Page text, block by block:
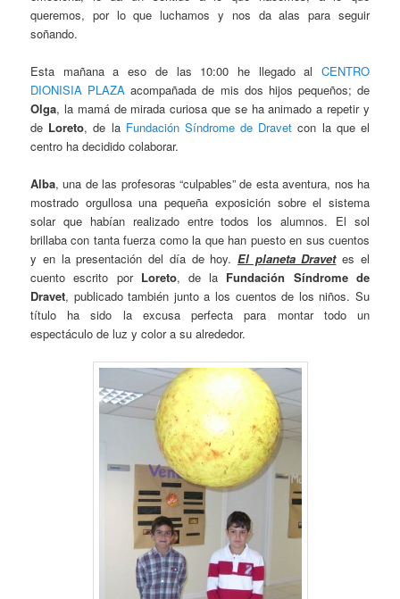
queremos, por lo que luchamos y nos da alas para seguir
soñando.
Esta mañana a eso de las 10:00 he llegado al CENTRO
DIONISIA PLAZA acompañada de mis dos hijos pequeños; de
Olga, la mamá de mirada curiosa que se ha animado a repetir y
de Loreto, de la Fundación Síndrome de Dravet con la que el
centro ha decidido colaborar.
Alba, una de las profesoras “culpables” de esta aventura, nos ha
mostrado orgullosa una pequeña exposición sobre el sistema
solar que habían realizado entre todos los alumnos. El sol
brillaba con tanta fuerza como la que han puesto en sus cuentos
y en la presentación del día de hoy. El planeta Dravetes el
cuento escrito por Loreto, de la Fundación Síndrome de
Dravet, publicado también junto a los cuentos de los niños. Su
título ha sido la excusa perfecta para montar todo un
espectáculo de luz y color a su alrededor.